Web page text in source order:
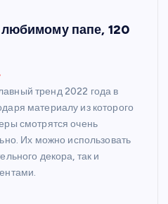
папе, 120
тренд 2022 года в
материалу из которого
смотрятся очень
Их можно использовать
декора, так и